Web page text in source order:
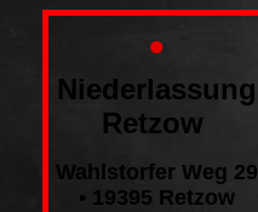
•
Niederlassung
Retzow
Wahlstorfer Weg 29
• 19395 Retzow